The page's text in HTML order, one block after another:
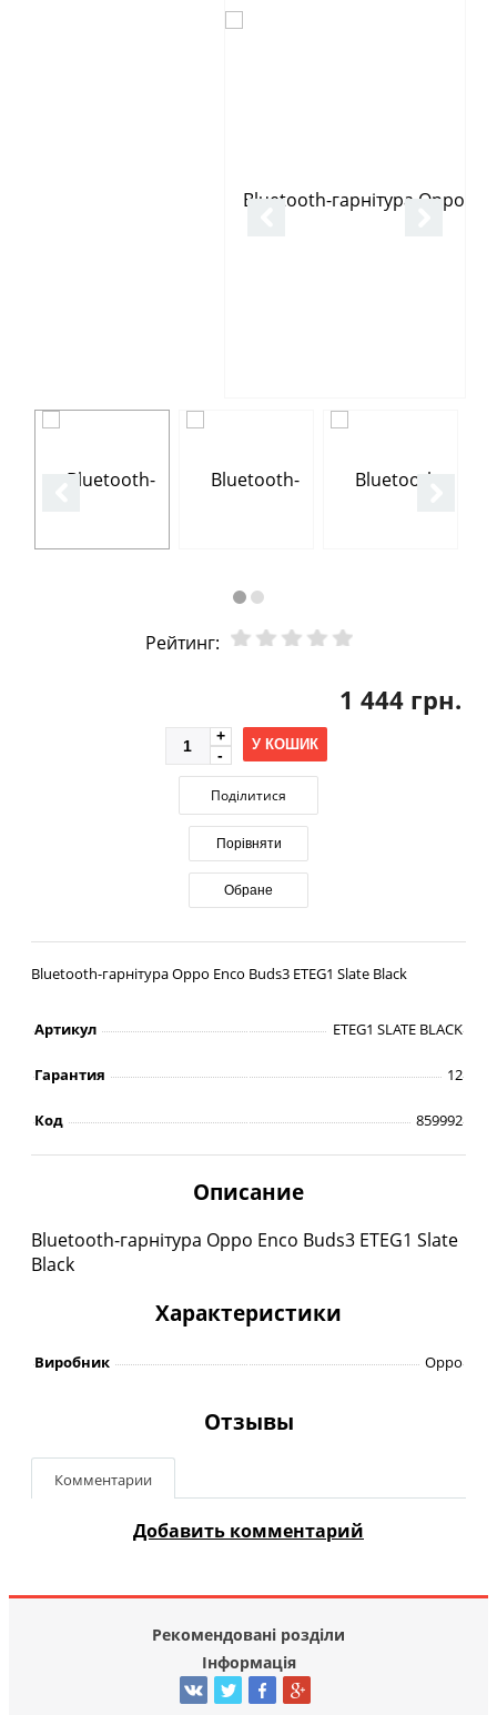
Рейтинг:
1 444 грн.
У КОШИК
Поділитися
Порівняти
Обране
Bluetooth-гарнітура Oppo Enco Buds3 ETEG1 Slate Black
Артикул ETEG1 SLATE BLACK
Гарантия 12
Код 859992
Описание
Bluetooth-гарнітура Oppo Enco Buds3 ETEG1 Slate
Black
Характеристики
Виробник Oppo
Отзывы
Комментарии
Добавить комментарий
Рекомендовані розділи
Інформація